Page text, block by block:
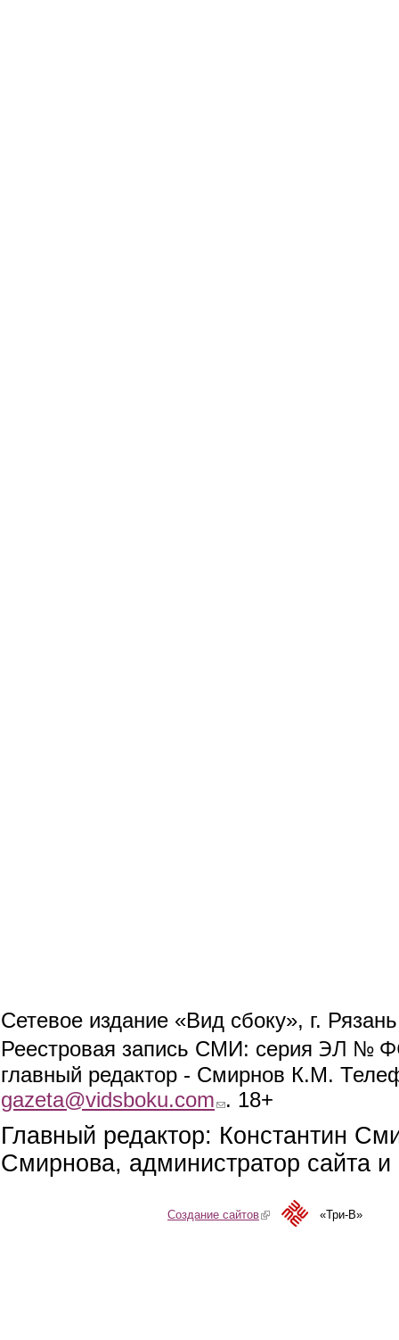
Сетевое издание «Вид сбоку», г.
Реестровая запись СМИ: серия ЭЛ №
главный редактор - Смирнов К.М.
gazeta@vidsboku.com (link sends e-mail)
. 18+
Главный редактор: Константин
Смирнова, администратор сайта
Создание сайтов(link is external)«Три-В»